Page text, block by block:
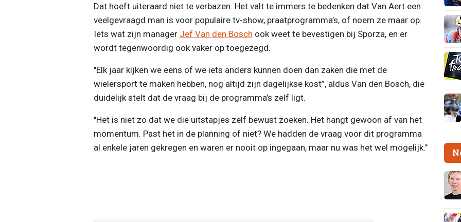
Dat hoeft uiteraard niet te verbazen. Het valt te immers te bedenken dat Van Aert een
veelgevraagd man is voor populaire tv-show, praatprogramma’s, of noem ze maar op.
Iets wat zijn manager Jef Van den Bosch ook weet te bevestigen bij Sporza, en er
wordt tegenwoordig ook vaker op toegezegd.
"Elk jaar kijken we eens of we iets anders kunnen doen dan zaken die met de
wielersport te maken hebben, nog altijd zijn dagelijkse kost”, aldus Van den Bosch, die
duidelijk stelt dat de vraag bij de programma’s zelf ligt.
"Het is niet zo dat we die uitstapjes zelf bewust zoeken. Het hangt gewoon af van het
momentum. Past het in de planning of niet? We hadden de vraag voor dit programma
al enkele jaren gekregen en waren er nooit op ingegaan, maar nu was het wel mogelijk."